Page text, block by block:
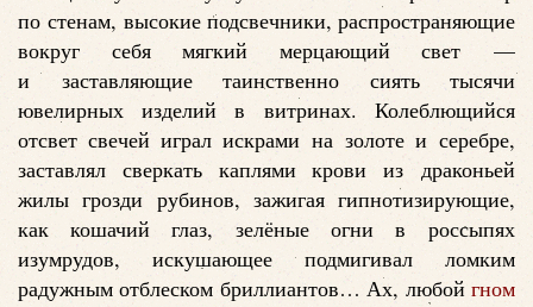
по стенам, высокие подсвечники, распространяющие
вокруг себя мягкий мерцающий свет —
и заставляющие таинственно сиять тысячи
ювелирных изделий в витринах. Колеблющийся
отсвет свечей играл искрами на золоте и серебре,
заставлял сверкать каплями крови из драконьей
жилы грозди рубинов, зажигая гипнотизирующие,
как кошачий глаз, зелёные огни в россыпях
изумрудов, искушающее подмигивал ломким
радужным отблеском бриллиантов… Ах, любой гном